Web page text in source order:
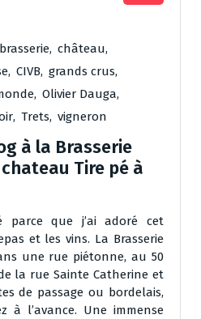
brasserie, château,
, CIVB, grands crus,
, Olivier Dauga,
, Trets, vigneron
à la Brasserie
Tire pé à
parce que j’ai adoré cet
et les vins. La Brasserie
une rue piétonne, au 50
la rue Sainte Catherine et
de passage ou bordelais,
à l’avance. Une immense